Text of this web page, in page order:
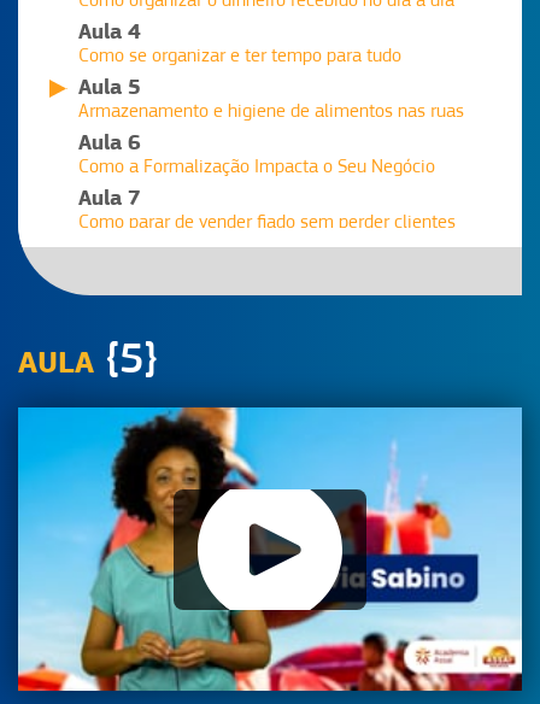
Aula 4
Como se organizar e ter tempo para tudo
Aula 5
Armazenamento e higiene de alimentos nas ruas
Aula 6
Como a Formalização Impacta o Seu Negócio
Aula 7
Como parar de vender fiado sem perder clientes
Aula 8
AULA {5}